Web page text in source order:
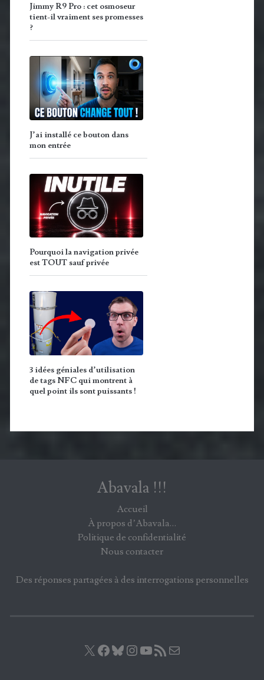
Jimmy R9 Pro : cet osmoseur
tient-il vraiment ses promesses
?
J’ai installé ce bouton dans
mon entrée
Pourquoi la navigation privée
est TOUT sauf privée
3 idées géniales d’utilisation
de tags NFC qui montrent à
quel point ils sont puissants !
Abavala !!!
Accueil
À propos d’Abavala…
Politique de confidentialité
Nous contacter
Des réponses partagées à des interrogations personnelles
X Facebook
Bluesky
Instagram
YouTube
Flux RSS